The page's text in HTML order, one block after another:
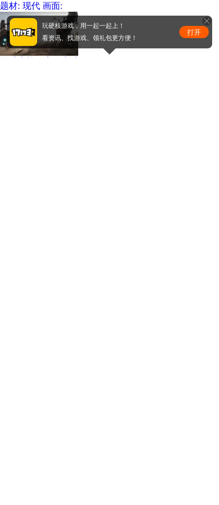
题材: 现代 画面:
玩硬核游戏，用一起一起上！
看资讯、找游戏、领礼包更方便！
打开